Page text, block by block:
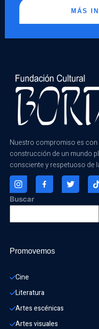
MÁS
Nuestro compromiso es
construcción de un mundo
consciente y respetuoso de
Buscar
Promovemos
Cine
Literatura
Artes escénicas
Artes visuales